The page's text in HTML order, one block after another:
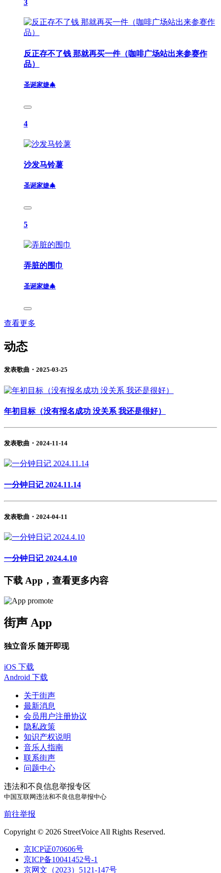
3
反正存不了钱 那就再买一件（咖啡广场站出来参赛作
品）
圣诞家婕🎄
4
沙发马铃薯
圣诞家婕🎄
5
弄脏的围巾
圣诞家婕🎄
查看更多
动态
发表歌曲・2025-03-25
年初目标（没有报名成功 没关系 我还是很好）
发表歌曲・2024-11-14
一分钟日记 2024.11.14
发表歌曲・2024-04-11
一分钟日记 2024.4.10
下载 App，查看更多内容
街声 App
独立音乐 随开即现
iOS 下载
Android 下载
关于街声
最新消息
会员用户注册协议
隐私政策
知识产权说明
音乐人指南
联系街声
问题中心
违法和不良信息举报专区
中国互联网违法和不良信息举报中心
前往举报
Copyright © 2026 StreetVoice All Rights Reserved.
京ICP证070606号
京ICP备10041452号-1
京网文（2023）5121-147号